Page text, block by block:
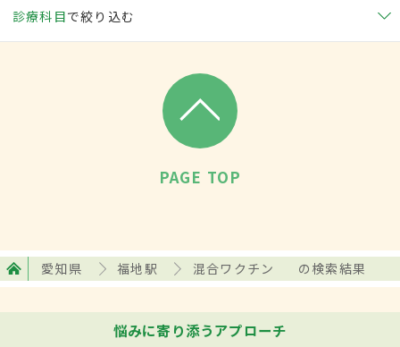
診療科目で絞り込む
PAGE TOP
愛知県 福地駅 混合ワクチン の検索結果
悩みに寄り添うアプローチ